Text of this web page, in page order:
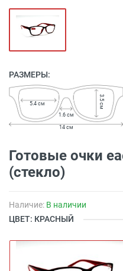
РАЗМЕРЫ:
1.6 см
5.4 см 3.5 см
14 см
Готовые очки
(стекло)
Наличие: В наличии
ЦВЕТ: КРАСНЫЙ